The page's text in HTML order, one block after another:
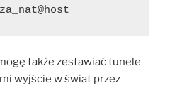
także zestawiać tunele
wyjście w świat przez